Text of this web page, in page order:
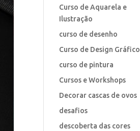
Curso de Aquarela e
Ilustração
curso de desenho
Curso de Design Gráfico
curso de pintura
Cursos e Workshops
Decorar cascas de ovos
desafios
descoberta das cores